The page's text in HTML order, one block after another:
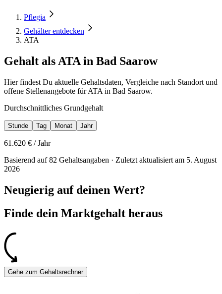
Pflegia
Gehälter entdecken
ATA
Gehalt als ATA in Bad Saarow
Hier findest Du aktuelle Gehaltsdaten, Vergleiche nach Standort und
offene Stellenangebote für ATA in Bad Saarow.
Durchschnittliches Grundgehalt
Stunde Tag Monat Jahr
61.620 € /Jahr
Basierend auf 82 Gehaltsangaben · Zuletzt aktualisiert am 5. August
2026
Neugierig auf deinen Wert?
Finde dein Marktgehalt heraus
Gehe zum Gehaltsrechner